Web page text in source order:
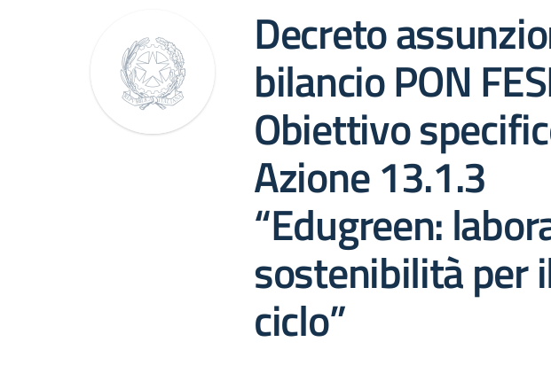
Decreto
bilancio PON
Obiettivo
Azione 13.1.3
“Edugreen:
sostenibilità per
ciclo”